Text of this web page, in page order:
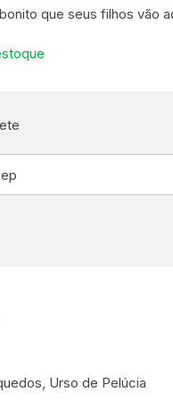
que seus filhos vão
, Urso de Pelúcia